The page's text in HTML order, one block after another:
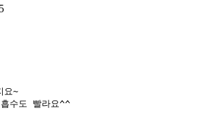
요~
수도 빨라요^^